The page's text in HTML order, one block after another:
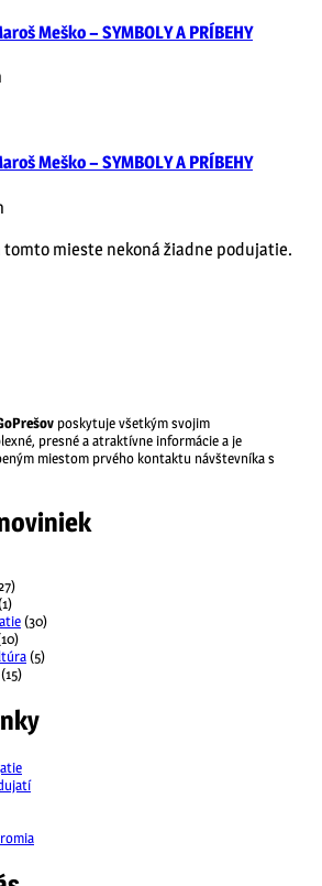
Meško – SYMBOLY A PRÍBEHY
Meško – SYMBOLY A PRÍBEHY
tomto mieste nekoná žiadne podujatie.
poskytuje všetkým svojim
presné a atraktívne informácie a je
miestom prvého kontaktu návštevníka s
(30)
(5)
(15)